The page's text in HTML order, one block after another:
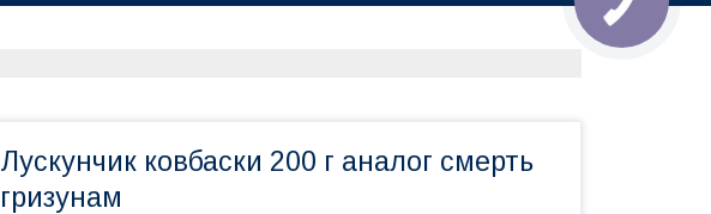
Лускунчик ковбаски 200 г аналог смерть
гризунам